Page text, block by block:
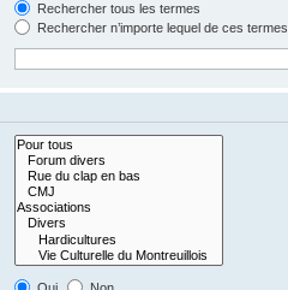
Rechercher tous les termes
Rechercher n’importe lequel de ces termes